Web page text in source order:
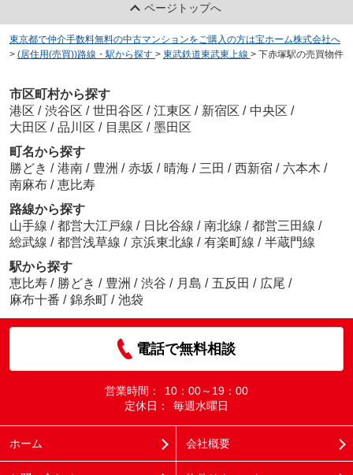
ページトップへ
東京都で仲介手数料無料の中古マンションをご購入の方は宝ホーム株式会社へ
> (居住用(売買))路線・駅から探す > 東武鉄道東武東上線 > 下赤塚駅の売買物件
市区町村から探す
港区 / 渋谷区 / 世田谷区 / 江東区 / 新宿区 / 中央区 /
大田区 / 品川区 / 目黒区 / 墨田区
町名から探す
勝どき / 港南 / 豊洲 / 赤坂 / 晴海 / 三田 / 西新宿 / 六本木 /
南麻布 / 恵比寿
路線から探す
山手線 / 都営大江戸線 / 日比谷線 / 南北線 / 都営三田線 /
総武線 / 都営浅草線 / 京浜東北線 / 有楽町線 / 半蔵門線
駅から探す
恵比寿 / 勝どき / 豊洲 / 渋谷 / 月島 / 五反田 / 広尾 /
麻布十番 / 錦糸町 / 池袋
電話で無料相談
営業時間：
10：00～19：00
定休日：
毎週水曜日
ホーム 会社概要